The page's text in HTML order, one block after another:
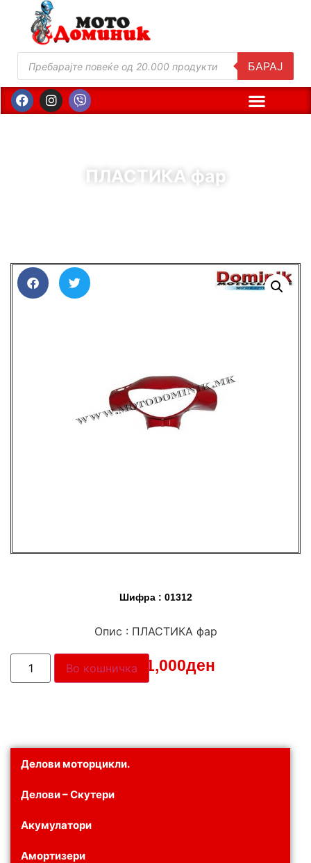
БАРАЈ
ПЛАСТИКА фар
Делови моторцикли.
Делови – Скутери
Акумулатори
Амортизери
Шифра : 01312
Опис : ПЛАСТИКА фар
Цена: 1,000ден
Во кошничка